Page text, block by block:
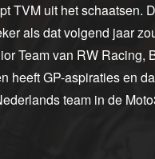
TVM uit het schaatsen.
als dat volgend jaar
Team van RW Racing,
heeft GP-aspiraties en
team in de